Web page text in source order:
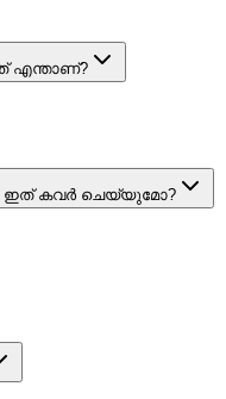
എന്താണ്?
ഇത് കവർ ചെയ്യുമോ?